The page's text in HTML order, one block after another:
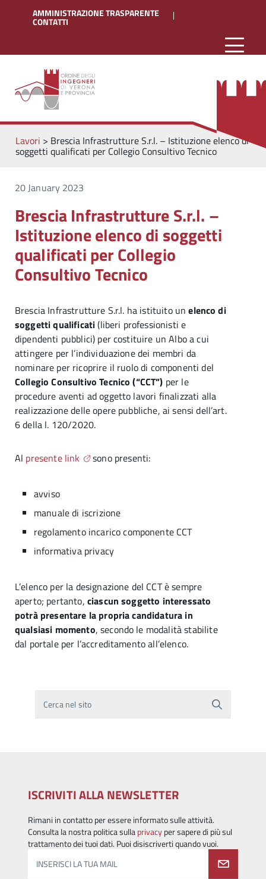
AMMINISTRAZIONE TRASPARENTE
CONTATTI
Lavori > Brescia Infrastrutture S.r.l. – Istituzione elenco di
soggetti qualificati per Collegio Consultivo Tecnico
20 January 2023
Brescia Infrastrutture S.r.l. –
Istituzione elenco di soggetti
qualificati per Collegio
Consultivo Tecnico
Brescia Infrastrutture S.r.l. ha istituito un elenco di
soggetti qualificati(liberi professionisti e
dipendenti pubblici) per costituire un Albo a cui
attingere per l’individuazione dei membri da
nominare per ricoprire il ruolo di componenti del
Collegio Consultivo Tecnico (“CCT”) per le
procedure aventi ad oggetto lavori finalizzati alla
realizzazione delle opere pubbliche, ai sensi dell’art.
6 della l. 120/2020.
Al presente link sono presenti:
avviso
manuale di iscrizione
regolamento incarico componente CCT
informativa privacy
L’elenco per la designazione del CCT è sempre
aperto; pertanto, ciascun soggetto interessato
potrà presentare la propria candidatura in
qualsiasi momento, secondo le modalità stabilite
dal portale per l’accreditamento all’elenco.
Cerca nel sito
ISCRIVITI ALLA NEWSLETTER
Rimani in contatto per essere informato sulle attività.
Consulta la nostra politica sullaprivacyper sapere di più sul
trattamento dei tuoi dati. Puoi disiscriverti quando vuoi.
INSERISCI LA TUA MAIL